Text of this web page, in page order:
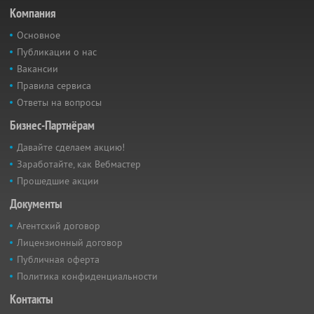
Компания
Основное
Публикации о нас
Вакансии
Правила сервиса
Ответы на вопросы
Бизнес-Партнёрам
Давайте сделаем акцию!
Заработайте, как Вебмастер
Прошедшие акции
Документы
Агентский договор
Лицензионный договор
Публичная оферта
Политика конфиденциальности
Контакты